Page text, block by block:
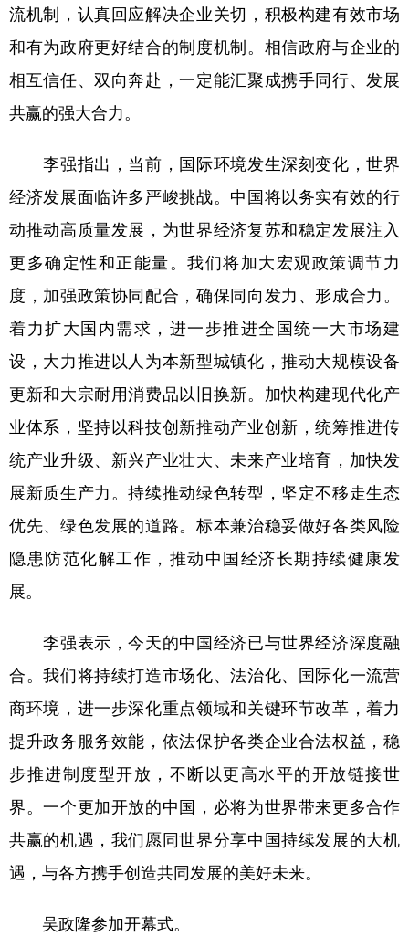
流机制，认真回应解决企业关切，积极构建有效市场
和有为政府更好结合的制度机制。相信政府与企业的
相互信任、双向奔赴，一定能汇聚成携手同行、发展
共赢的强大合力。
李强指出，当前，国际环境发生深刻变化，世界
经济发展面临许多严峻挑战。中国将以务实有效的行
动推动高质量发展，为世界经济复苏和稳定发展注入
更多确定性和正能量。我们将加大宏观政策调节力
度，加强政策协同配合，确保同向发力、形成合力。
着力扩大国内需求，进一步推进全国统一大市场建
设，大力推进以人为本新型城镇化，推动大规模设备
更新和大宗耐用消费品以旧换新。加快构建现代化产
业体系，坚持以科技创新推动产业创新，统筹推进传
统产业升级、新兴产业壮大、未来产业培育，加快发
展新质生产力。持续推动绿色转型，坚定不移走生态
优先、绿色发展的道路。标本兼治稳妥做好各类风险
隐患防范化解工作，推动中国经济长期持续健康发
展。
李强表示，今天的中国经济已与世界经济深度融
合。我们将持续打造市场化、法治化、国际化一流营
商环境，进一步深化重点领域和关键环节改革，着力
提升政务服务效能，依法保护各类企业合法权益，稳
步推进制度型开放，不断以更高水平的开放链接世
界。一个更加开放的中国，必将为世界带来更多合作
共赢的机遇，我们愿同世界分享中国持续发展的大机
遇，与各方携手创造共同发展的美好未来。
吴政隆参加开幕式。